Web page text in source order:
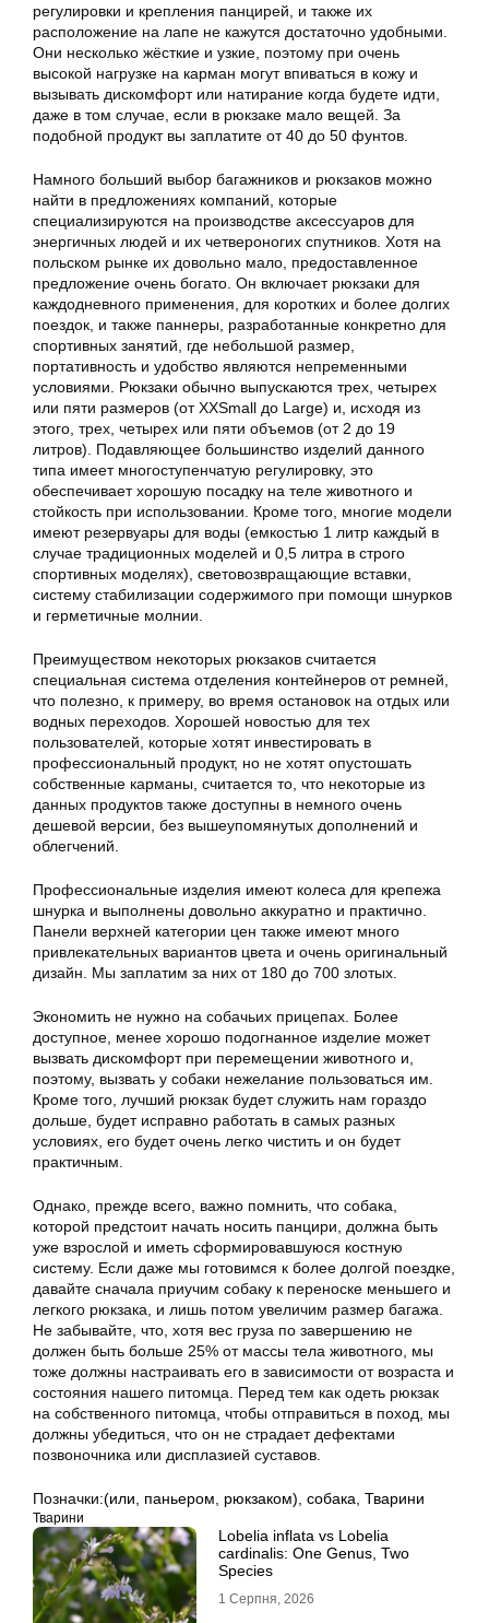
регулировки и крепления панцирей, и также их
расположение на лапе не кажутся достаточно удобными.
Они несколько жёсткие и узкие, поэтому при очень
высокой нагрузке на карман могут впиваться в кожу и
вызывать дискомфорт или натирание когда будете идти,
даже в том случае, если в рюкзаке мало вещей. За
подобной продукт вы заплатите от 40 до 50 фунтов.
Намного больший выбор багажников и рюкзаков можно
найти в предложениях компаний, которые
специализируются на производстве аксессуаров для
энергичных людей и их четвероногих спутников. Хотя на
польском рынке их довольно мало, предоставленное
предложение очень богато. Он включает рюкзаки для
каждодневного применения, для коротких и более долгих
поездок, и также паннеры, разработанные конкретно для
спортивных занятий, где небольшой размер,
портативность и удобство являются непременными
условиями. Рюкзаки обычно выпускаются трех, четырех
или пяти размеров (от XXSmall до Large) и, исходя из
этого, трех, четырех или пяти объемов (от 2 до 19
литров). Подавляющее большинство изделий данного
типа имеет многоступенчатую регулировку, это
обеспечивает хорошую посадку на теле животного и
стойкость при использовании. Кроме того, многие модели
имеют резервуары для воды (емкостью 1 литр каждый в
случае традиционных моделей и 0,5 литра в строго
спортивных моделях), световозвращающие вставки,
систему стабилизации содержимого при помощи шнурков
и герметичные молнии.
Преимуществом некоторых рюкзаков считается
специальная система отделения контейнеров от ремней,
что полезно, к примеру, во время остановок на отдых или
водных переходов. Хорошей новостью для тех
пользователей, которые хотят инвестировать в
профессиональный продукт, но не хотят опустошать
собственные карманы, считается то, что некоторые из
данных продуктов также доступны в немного очень
дешевой версии, без вышеупомянутых дополнений и
облегчений.
Профессиональные изделия имеют колеса для крепежа
шнурка и выполнены довольно аккуратно и практично.
Панели верхней категории цен также имеют много
привлекательных вариантов цвета и очень оригинальный
дизайн. Мы заплатим за них от 180 до 700 злотых.
Экономить не нужно на собачьих прицепах. Более
доступное, менее хорошо подогнанное изделие может
вызвать дискомфорт при перемещении животного и,
поэтому, вызвать у собаки нежелание пользоваться им.
Кроме того, лучший рюкзак будет служить нам гораздо
дольше, будет исправно работать в самых разных
условиях, его будет очень легко чистить и он будет
практичным.
Однако, прежде всего, важно помнить, что собака,
которой предстоит начать носить панцири, должна быть
уже взрослой и иметь сформировавшуюся костную
систему. Если даже мы готовимся к более долгой поездке,
давайте сначала приучим собаку к переноске меньшего и
легкого рюкзака, и лишь потом увеличим размер багажа.
Не забывайте, что, хотя вес груза по завершению не
должен быть больше 25% от массы тела животного, мы
тоже должны настраивать его в зависимости от возраста и
состояния нашего питомца. Перед тем как одеть рюкзак
на собственного питомца, чтобы отправиться в поход, мы
должны убедиться, что он не страдает дефектами
позвоночника или дисплазией суставов.
Позначки:(или паньером рюкзаком) собака Тварини
Тварини
Lobelia inflata vs Lobelia
cardinalis: One Genus, Two
Species
1 Серпня, 2026